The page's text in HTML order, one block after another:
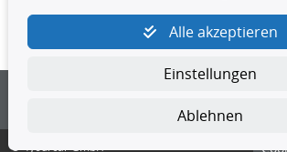
4yourcar GmbH | Avidesweg 1 | 27386
kundenservice@4yourcar.de
© 4yourcar GmbH
Alle akzeptieren
Einstellungen
Ablehnen